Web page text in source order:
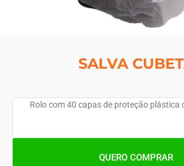
SALVA
Rolo com 40 capas de proteção plástica
QUERO COMPRAR